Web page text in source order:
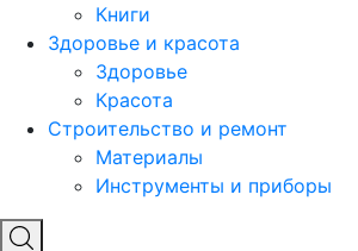
Книги
Здоровье и красота
Здоровье
Красота
Строительство и ремонт
Материалы
Инструменты и приборы